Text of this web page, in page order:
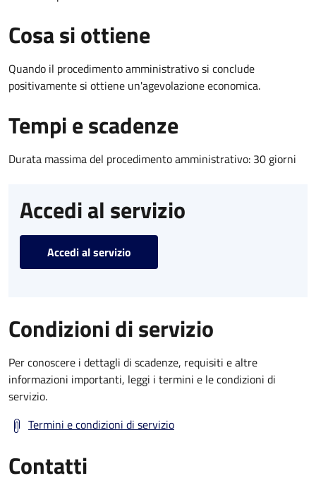
Cosa si ottiene
Quando il procedimento amministrativo si conclude
positivamente si ottiene un'agevolazione economica.
Tempi e scadenze
Durata massima del procedimento amministrativo: 30 giorni
Accedi al servizio
Accedi al servizio
Condizioni di servizio
Per conoscere i dettagli di scadenze, requisiti e altre
informazioni importanti, leggi i termini e le condizioni di
servizio.
Termini e condizioni di servizio
Contatti